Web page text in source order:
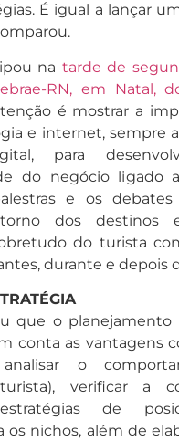
É igual a lançar
na tarde de
RN, em Natal,
é mostrar a
e internet, sempre
para
do negócio ligado
e os
dos destinos
do turista
durante e depois
que o planejamento
conta as vantagens
o
verificar a
de
os nichos, além de